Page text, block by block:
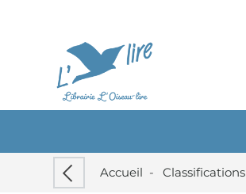
Accueil - Classifications